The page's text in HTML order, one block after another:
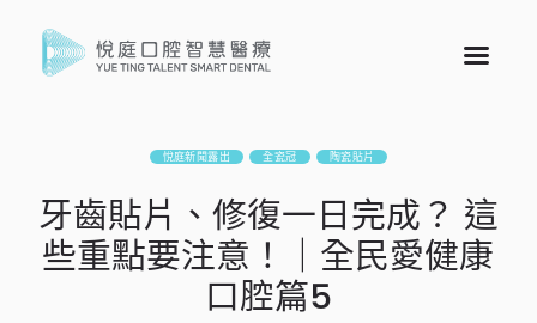
悅庭新聞露出 全瓷冠 陶瓷貼片
牙齒貼片、修復一日完成？ 這
些重點要注意！｜全民愛健康
口腔篇5